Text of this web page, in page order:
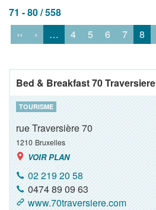
71 - 80 / 558
‹‹
‹ … 4 5 6 7 8
Bed & Breakfast 70 Traversiere
TOURISME
rue Traversière 70
1210 Bruxelles
VOIR PLAN
02 219 20 58
0474 89 09 63
www.70traversiere.com